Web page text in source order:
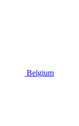
Belgium